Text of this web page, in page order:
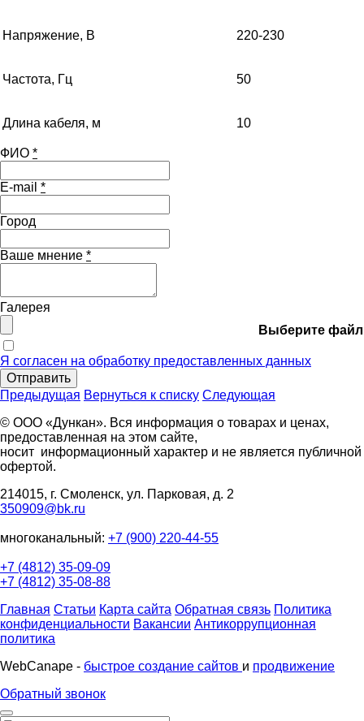
Напряжение, В 220-230
Частота, Гц 50
Длина кабеля, м 10
ФИО *
E-mail *
Город
Ваше мнение *
Галерея
Выберите файл
Я согласен на обработку предоставленных данных
Отправить
Предыдущая Вернуться к списку Следующая
© ООО «Дункан». Вся информация о товарах и ценах,
предоставленная на этом сайте,
носит информационный характер и не является публичной
офертой.
214015, г. Смоленск, ул. Парковая, д. 2
350909@bk.ru
многоканальный: +7 (900) 220-44-55
+7 (4812) 35-09-09
+7 (4812) 35-08-88
Главная Статьи Карта сайта Обратная связь Политика
конфиденциальности Вакансии Антикоррупционная
политика
WebCanape - быстрое создание сайтов и продвижение
Обратный звонок